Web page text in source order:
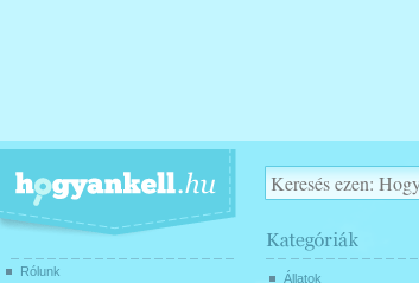
Állatok
Rólunk